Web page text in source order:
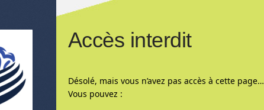
Accès interdit
Désolé, mais vous n’avez pas accès à cette page…
Vous pouvez :